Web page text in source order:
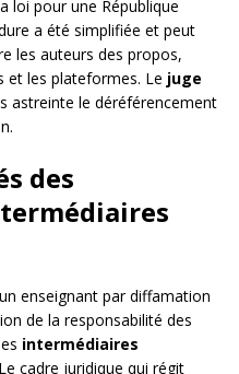
loi pour une République
a été simplifiée et peut
les auteurs des propos,
et les plateformes. Le juge
astreinte le déréférencement
des
enseignant par diffamation
de la responsabilité des
intermédiaires
cadre juridique qui régit